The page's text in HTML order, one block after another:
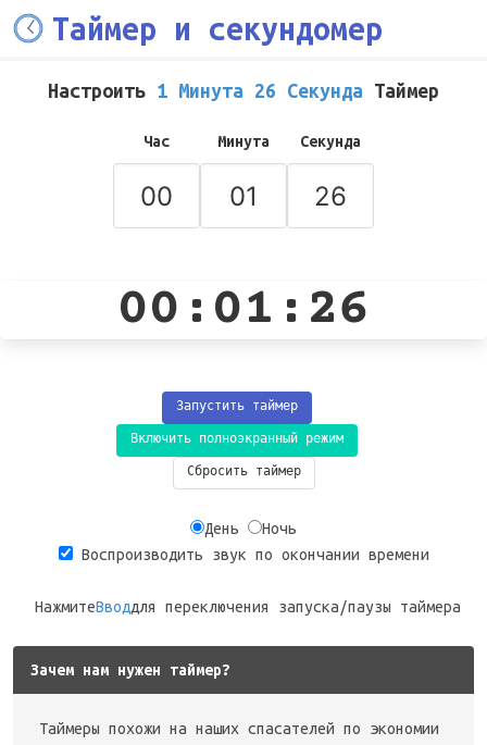
Таймер и секундомер
Настроить 1 Минута 26 Секунда Таймер
Час Минута Секунда
00:01:26
Запустить таймер
Включить полноэкранный режим
Сбросить таймер
День
Ночь
Воспроизводить звук по окончании времени
НажмитеВводдля переключения запуска/паузы таймера
Зачем нам нужен таймер?
Таймеры похожи на наших спасателей по экономии